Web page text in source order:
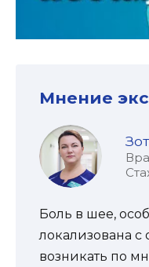
Мнение
Боль в шее,
локализована
возникать по